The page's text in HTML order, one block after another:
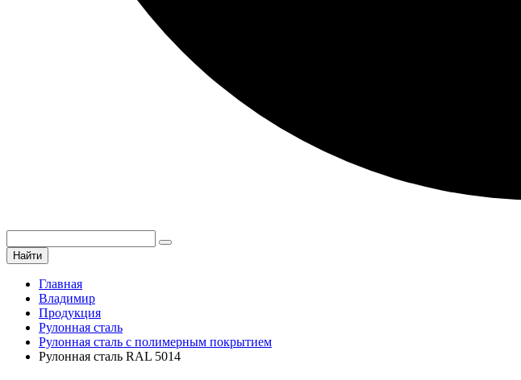
Найти
Главная
Владимир
Продукция
Рулонная сталь
Рулонная сталь с полимерным покрытием
Рулонная сталь RAL 5014